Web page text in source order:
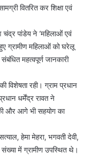
वितरित कर शिक्षा एवं
चंद्र पांडेय ने ‘महिलाओं एवं
ग्रामीण महिलाओं को घरेलू
महत्वपूर्ण जानकारी
विशेषता रही। ग्राम प्रधान
धर्मेंद्र रावत ने
की और आगे भी सहयोग का
हेमा मेहरा, भगवती देवी,
संख्या में ग्रामीण उपस्थित थे।